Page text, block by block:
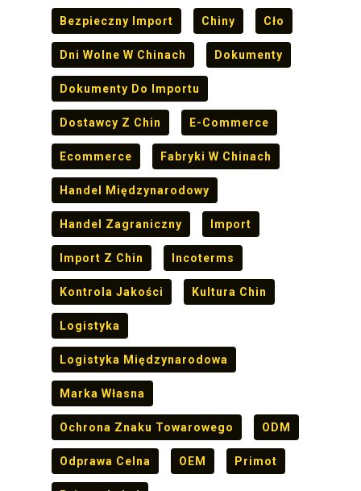
Bezpieczny Import Chiny Cło
Dni Wolne W Chinach Dokumenty
Dokumenty Do Importu
Dostawcy Z Chin E-Commerce
Ecommerce Fabryki W Chinach
Handel Międzynarodowy
Handel Zagraniczny Import
Import Z Chin Incoterms
Kontrola Jakości Kultura Chin
Logistyka
Logistyka Międzynarodowa
Marka Własna
Ochrona Znaku Towarowego ODM
Odprawa Celna OEM Primot